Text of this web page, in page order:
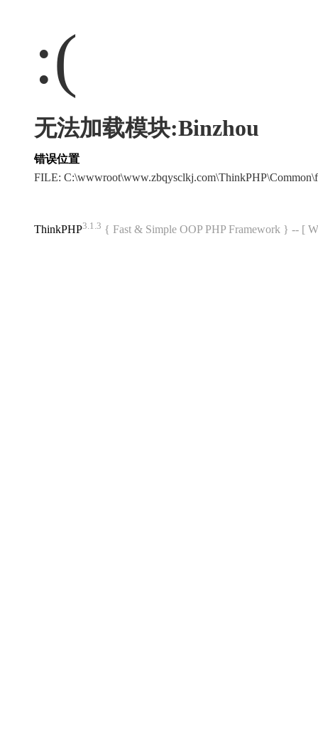
:(
无法加载模块:Binzhou
错误位置
FILE:
ThinkPHP3.1.3 { Fast & Simple OOP PHP Framework } -- [